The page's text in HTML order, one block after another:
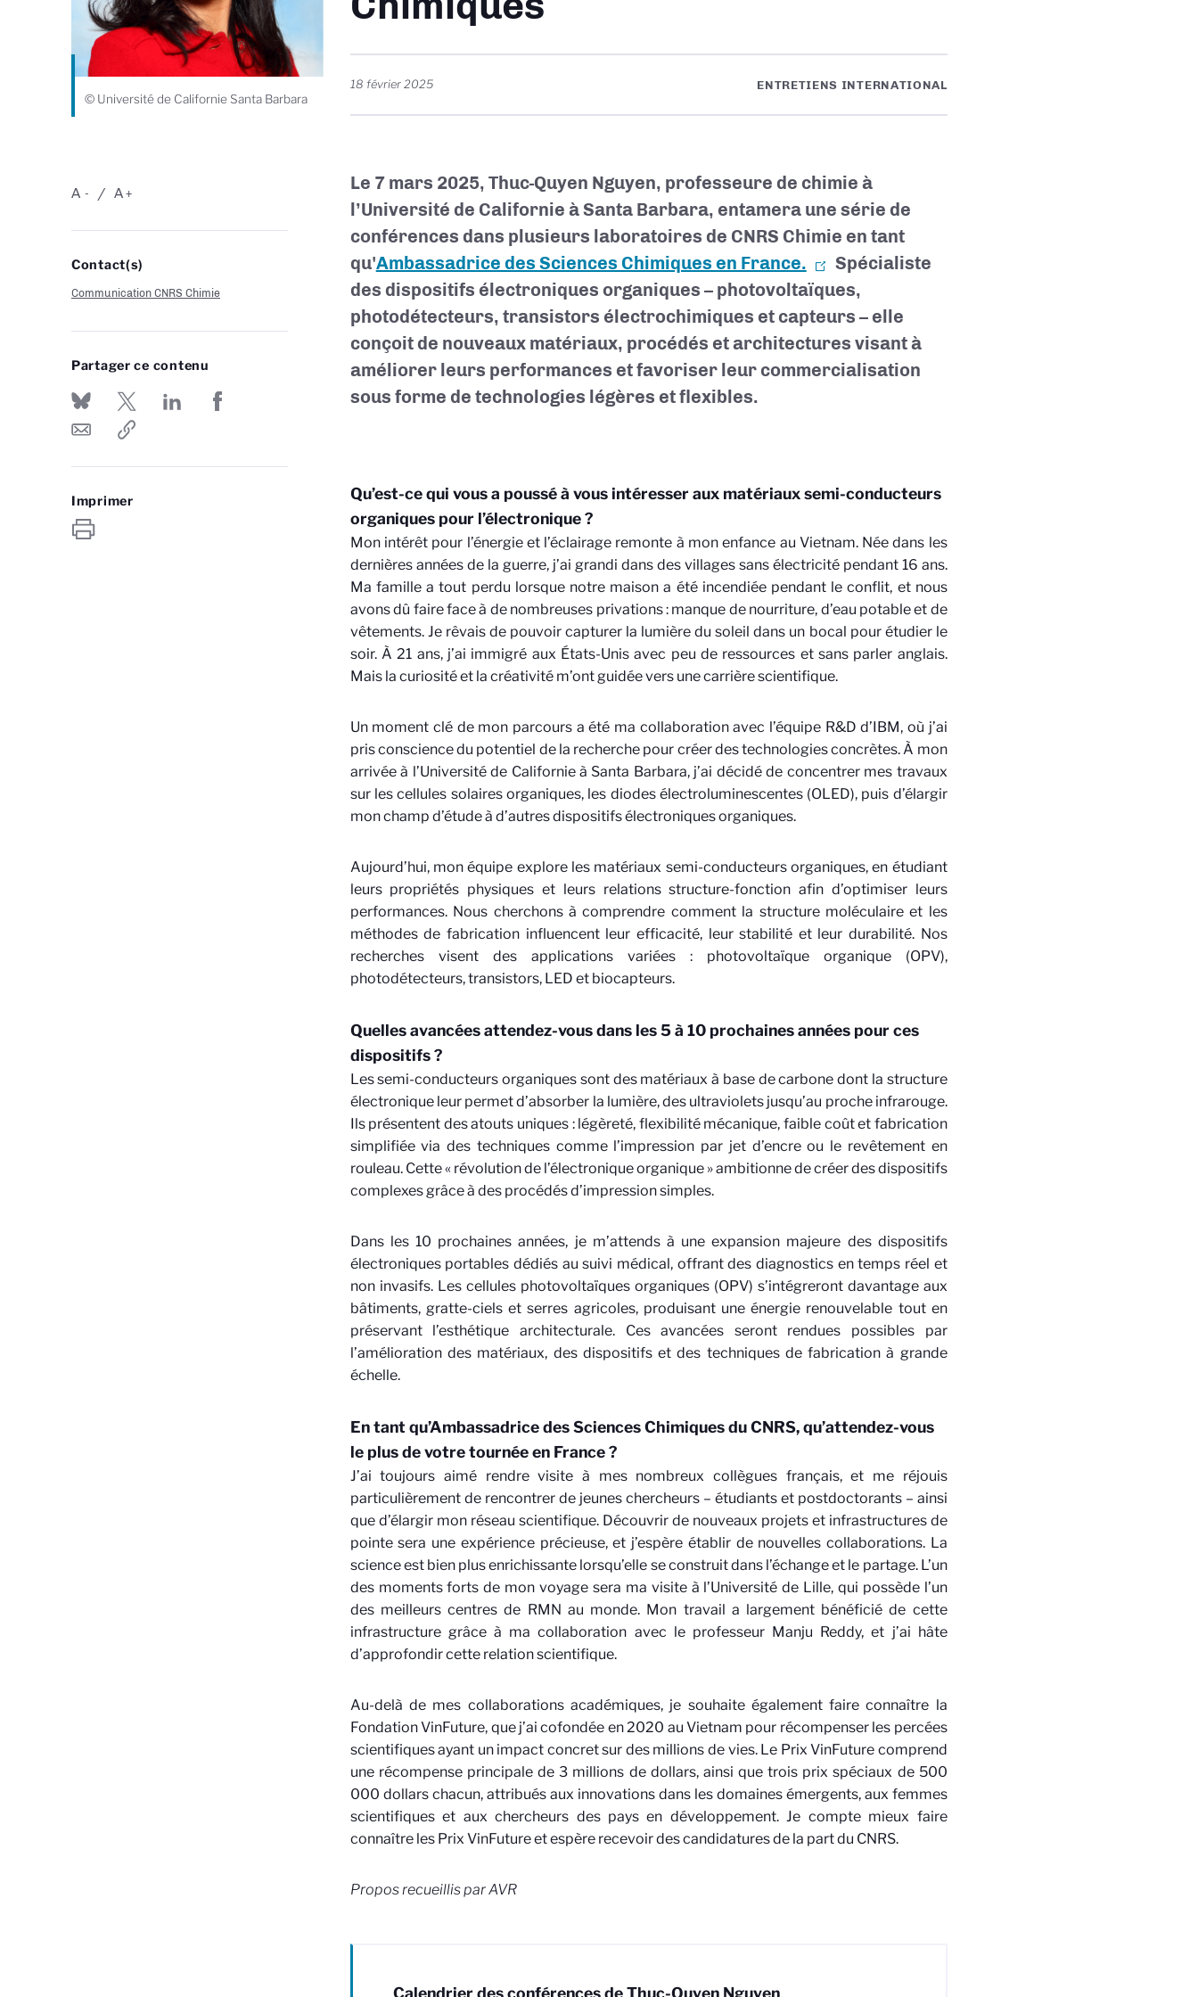
© Université de Californie Santa Barbara
-
A +
A
Contact(s)
Communication CNRS Chimie
Partager ce contenu
Imprimer
18 février 2025 ENTRETIENS INTERNATIONAL
Le 7 mars 2025, Thuc-Quyen Nguyen, professeure de chimie à
l’Université de Californie à Santa Barbara, entamera une série de
conférences dans plusieurs laboratoires de CNRS Chimie en tant
qu'Ambassadrice des Sciences Chimiques en France.
Spécialiste
des dispositifs électroniques organiques – photovoltaïques,
photodétecteurs, transistors électrochimiques et capteurs – elle
conçoit de nouveaux matériaux, procédés et architectures visant à
améliorer leurs performances et favoriser leur commercialisation
sous forme de technologies légères et flexibles.
Qu’est-ce qui vous a poussé à vous intéresser aux matériaux semi-conducteurs
organiques pour l’électronique ?
Mon intérêt pour l’énergie et l’éclairage remonte à mon enfance au Vietnam. Née dans les
dernières années de la guerre, j’ai grandi dans des villages sans électricité pendant 16 ans.
Ma famille a tout perdu lorsque notre maison a été incendiée pendant le conflit, et nous
avons dû faire face à de nombreuses privations : manque de nourriture, d’eau potable et de
vêtements. Je rêvais de pouvoir capturer la lumière du soleil dans un bocal pour étudier le
soir. À 21 ans, j’ai immigré aux États-Unis avec peu de ressources et sans parler anglais.
Mais la curiosité et la créativité m’ont guidée vers une carrière scientifique.
Un moment clé de mon parcours a été ma collaboration avec l’équipe R&D d’IBM, où j’ai
pris conscience du potentiel de la recherche pour créer des technologies concrètes. À mon
arrivée à l’Université de Californie à Santa Barbara, j’ai décidé de concentrer mes travaux
sur les cellules solaires organiques, les diodes électroluminescentes (OLED), puis d’élargir
mon champ d’étude à d’autres dispositifs électroniques organiques.
Aujourd’hui, mon équipe explore les matériaux semi-conducteurs organiques, en étudiant
leurs propriétés physiques et leurs relations structure-fonction afin d’optimiser leurs
performances. Nous cherchons à comprendre comment la structure moléculaire et les
méthodes de fabrication influencent leur efficacité, leur stabilité et leur durabilité. Nos
recherches visent des applications variées : photovoltaïque organique (OPV),
photodétecteurs, transistors, LED et biocapteurs.
Quelles avancées attendez-vous dans les 5 à 10 prochaines années pour ces
dispositifs ?
Les semi-conducteurs organiques sont des matériaux à base de carbone dont la structure
électronique leur permet d’absorber la lumière, des ultraviolets jusqu’au proche infrarouge.
Ils présentent des atouts uniques : légèreté, flexibilité mécanique, faible coût et fabrication
simplifiée via des techniques comme l’impression par jet d’encre ou le revêtement en
rouleau. Cette « révolution de l’électronique organique » ambitionne de créer des dispositifs
complexes grâce à des procédés d’impression simples.
Dans les 10 prochaines années, je m’attends à une expansion majeure des dispositifs
électroniques portables dédiés au suivi médical, offrant des diagnostics en temps réel et
non invasifs. Les cellules photovoltaïques organiques (OPV) s’intégreront davantage aux
bâtiments, gratte-ciels et serres agricoles, produisant une énergie renouvelable tout en
préservant l’esthétique architecturale. Ces avancées seront rendues possibles par
l’amélioration des matériaux, des dispositifs et des techniques de fabrication à grande
échelle.
En tant qu’Ambassadrice des Sciences Chimiques du CNRS, qu’attendez-vous
le plus de votre tournée en France ?
J’ai toujours aimé rendre visite à mes nombreux collègues français, et me réjouis
particulièrement de rencontrer de jeunes chercheurs – étudiants et postdoctorants – ainsi
que d’élargir mon réseau scientifique. Découvrir de nouveaux projets et infrastructures de
pointe sera une expérience précieuse, et j’espère établir de nouvelles collaborations. La
science est bien plus enrichissante lorsqu’elle se construit dans l’échange et le partage. L’un
des moments forts de mon voyage sera ma visite à l’Université de Lille, qui possède l’un
des meilleurs centres de RMN au monde. Mon travail a largement bénéficié de cette
infrastructure grâce à ma collaboration avec le professeur Manju Reddy, et j’ai hâte
d’approfondir cette relation scientifique.
Au-delà de mes collaborations académiques, je souhaite également faire connaître la
Fondation VinFuture, que j’ai cofondée en 2020 au Vietnam pour récompenser les percées
scientifiques ayant un impact concret sur des millions de vies. Le Prix VinFuture comprend
une récompense principale de 3 millions de dollars, ainsi que trois prix spéciaux de 500
000 dollars chacun, attribués aux innovations dans les domaines émergents, aux femmes
scientifiques et aux chercheurs des pays en développement. Je compte mieux faire
connaître les Prix VinFuture et espère recevoir des candidatures de la part du CNRS.
Propos recueillis par AVR
Calendrier des conférences de Thuc-Quyen Nguyen